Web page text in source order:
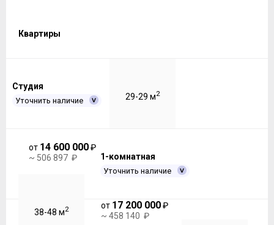
Квартиры
Студия
Уточнить наличие 29-29 м2
от 14 600 000₽
~ 506 897 ₽
1-комнатная
Уточнить наличие
38-48 м2 от 17 200 000₽
~ 458 140 ₽